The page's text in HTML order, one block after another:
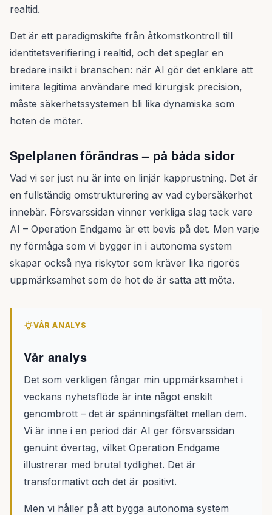
realtid.
Det är ett paradigmskifte från åtkomstkontroll till
identitetsverifiering i realtid, och det speglar en
bredare insikt i branschen: när AI gör det enklare att
imitera legitima användare med kirurgisk precision,
måste säkerhetssystemen bli lika dynamiska som
hoten de möter.
Spelplanen förändras – på båda sidor
Vad vi ser just nu är inte en linjär kapprustning. Det är
en fullständig omstrukturering av vad cybersäkerhet
innebär. Försvarssidan vinner verkliga slag tack vare
AI – Operation Endgame är ett bevis på det. Men varje
ny förmåga som vi bygger in i autonoma system
skapar också nya riskytor som kräver lika rigorös
uppmärksamhet som de hot de är satta att möta.
VÅR ANALYS
Vår analys
Det som verkligen fångar min uppmärksamhet i
veckans nyhetsflöde är inte något enskilt
genombrott – det är spänningsfältet mellan dem.
Vi är inne i en period där AI ger försvarssidan
genuint övertag, vilket Operation Endgame
illustrerar med brutal tydlighet. Det är
transformativt och det är positivt.
Men vi håller på att bygga autonoma system